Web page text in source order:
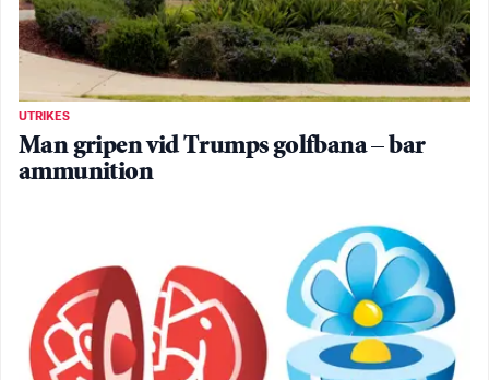
UTRIKES
Man gripen vid Trumps golfbana – bar
ammunition